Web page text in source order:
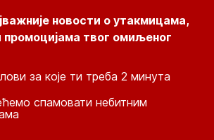
новости о утакмицама,
твог омиљеног
за које ти треба 2 минута
спамовати небитним